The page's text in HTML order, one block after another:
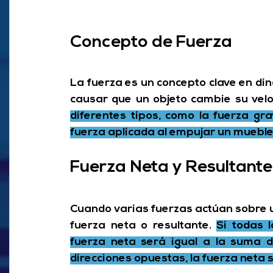
Concepto de Fuerza
La fuerza es un concepto clave en
causar que un objeto cambie su
diferentes tipos, como la fuerza
fuerza aplicada al empujar un
Fuerza Neta y Resultante
Cuando varias fuerzas actúan sobre
fuerza neta o resultante. Si todas
fuerza neta será igual a la suma
direcciones opuestas, la fuerza neta